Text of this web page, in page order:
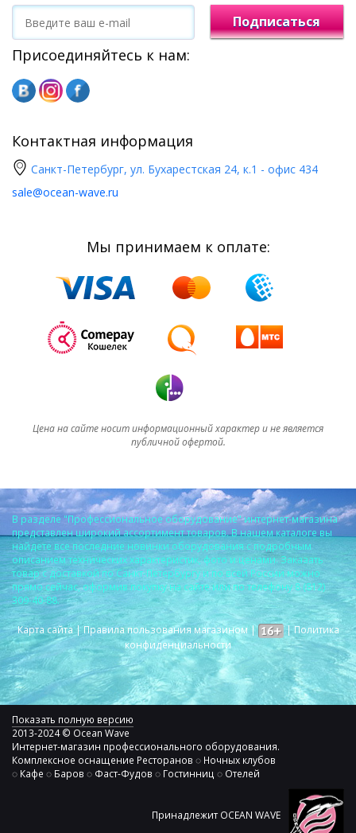
Подписаться
Присоединяйтесь к нам:
Контактная информация
Санкт-Петербург, ул. Бухарестская 24, к.1 - офис 434
sale@ocean-wave.ru
Мы принимаем к оплате:
Цена на сайте носит информационный характер и не является
публичной офертой.
В разделе "Профессиональное оборудование" интернет-магазина
представлен широкий ассортимент товаров. В нашем каталоге вы
найдете все последние новинки оборудования с подробным
описанием технических характеристик, фото и ценами. Заказать
товар с доставкой по Санкт-Петербургу и по всей России можно
прямо сейчас, оформив покупку на сайте или по телефону 8 (812)
309-40-88.
Карта сайта |Правила пользования магазином| |Политика
конфиденциальности
Показать полную версию
2013-2024 © Ocean Wave
Интернет-магазин профессионального оборудования.
Комплексное оснащение Ресторанов ◌ Ночных клубов
◌ Кафе ◌ Баров ◌ Фаст-Фудов ◌ Гостинниц ◌ Отелей
Принадлежит OCEAN WAVE